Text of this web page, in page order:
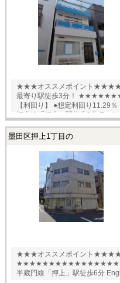
★★★オススメポイント
最寄り駅徒歩3分！ ★★★★★★★★★★★★★★★★★★★★★★★★
【利回り】 ●想定利回り11.29％ ●想定年収2350万円 【交通】 ●京成
押上線「押上
墨田区押上1丁目の
★★★オススメポイント
★★★★★★★★★★★★★★★★★★★★★★★★ 【
半蔵門